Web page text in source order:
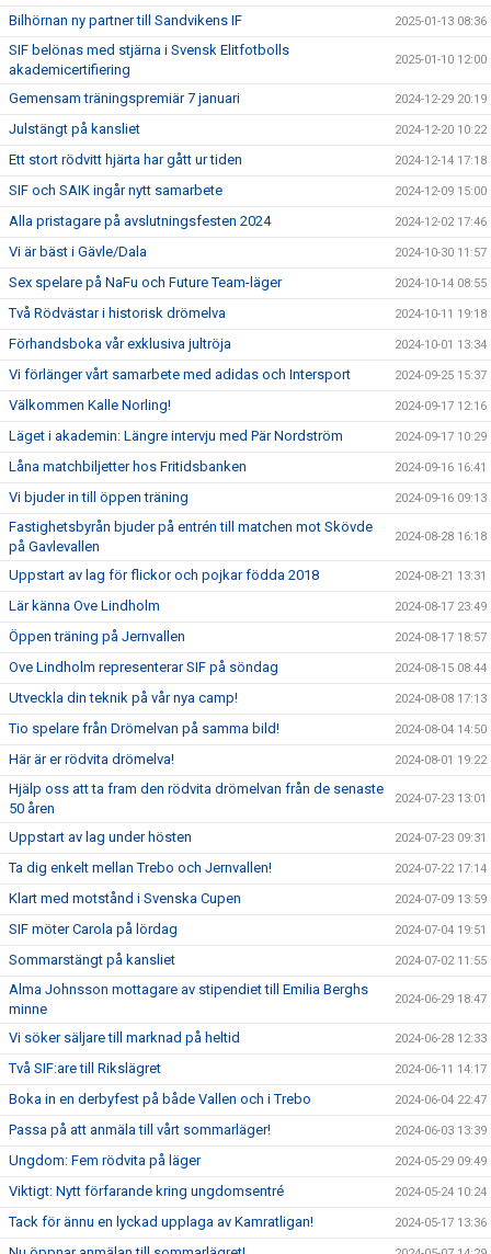
Bilhörnan ny partner till Sandvikens IF 2025-01-13 08:36
SIF belönas med stjärna i Svensk Elitfotbolls
akademicertifiering
2025-01-10 12:00
Gemensam träningspremiär 7 januari 2024-12-29 20:19
Julstängt på kansliet 2024-12-20 10:22
Ett stort rödvitt hjärta har gått ur tiden 2024-12-14 17:18
SIF och SAIK ingår nytt samarbete 2024-12-09 15:00
Alla pristagare på avslutningsfesten 2024 2024-12-02 17:46
Vi är bäst i Gävle/Dala 2024-10-30 11:57
Sex spelare på NaFu och Future Team-läger 2024-10-14 08:55
Två Rödvästar i historisk drömelva 2024-10-11 19:18
Förhandsboka vår exklusiva jultröja 2024-10-01 13:34
Vi förlänger vårt samarbete med adidas och Intersport 2024-09-25 15:37
Välkommen Kalle Norling! 2024-09-17 12:16
Läget i akademin: Längre intervju med Pär Nordström 2024-09-17 10:29
Låna matchbiljetter hos Fritidsbanken 2024-09-16 16:41
Vi bjuder in till öppen träning 2024-09-16 09:13
Fastighetsbyrån bjuder på entrén till matchen mot Skövde
på Gavlevallen
2024-08-28 16:18
Uppstart av lag för flickor och pojkar födda 2018 2024-08-21 13:31
Lär känna Ove Lindholm 2024-08-17 23:49
Öppen träning på Jernvallen 2024-08-17 18:57
Ove Lindholm representerar SIF på söndag 2024-08-15 08:44
Utveckla din teknik på vår nya camp! 2024-08-08 17:13
Tio spelare från Drömelvan på samma bild! 2024-08-04 14:50
Här är er rödvita drömelva! 2024-08-01 19:22
Hjälp oss att ta fram den rödvita drömelvan från de senaste
50 åren
2024-07-23 13:01
Uppstart av lag under hösten 2024-07-23 09:31
Ta dig enkelt mellan Trebo och Jernvallen! 2024-07-22 17:14
Klart med motstånd i Svenska Cupen 2024-07-09 13:59
SIF möter Carola på lördag 2024-07-04 19:51
Sommarstängt på kansliet 2024-07-02 11:55
Alma Johnsson mottagare av stipendiet till Emilia Berghs
minne
2024-06-29 18:47
Vi söker säljare till marknad på heltid 2024-06-28 12:33
Två SIF:are till Rikslägret 2024-06-11 14:17
Boka in en derbyfest på både Vallen och i Trebo 2024-06-04 22:47
Passa på att anmäla till vårt sommarläger! 2024-06-03 13:39
Ungdom: Fem rödvita på läger 2024-05-29 09:49
Viktigt: Nytt förfarande kring ungdomsentré 2024-05-24 10:24
Tack för ännu en lyckad upplaga av Kamratligan! 2024-05-17 13:36